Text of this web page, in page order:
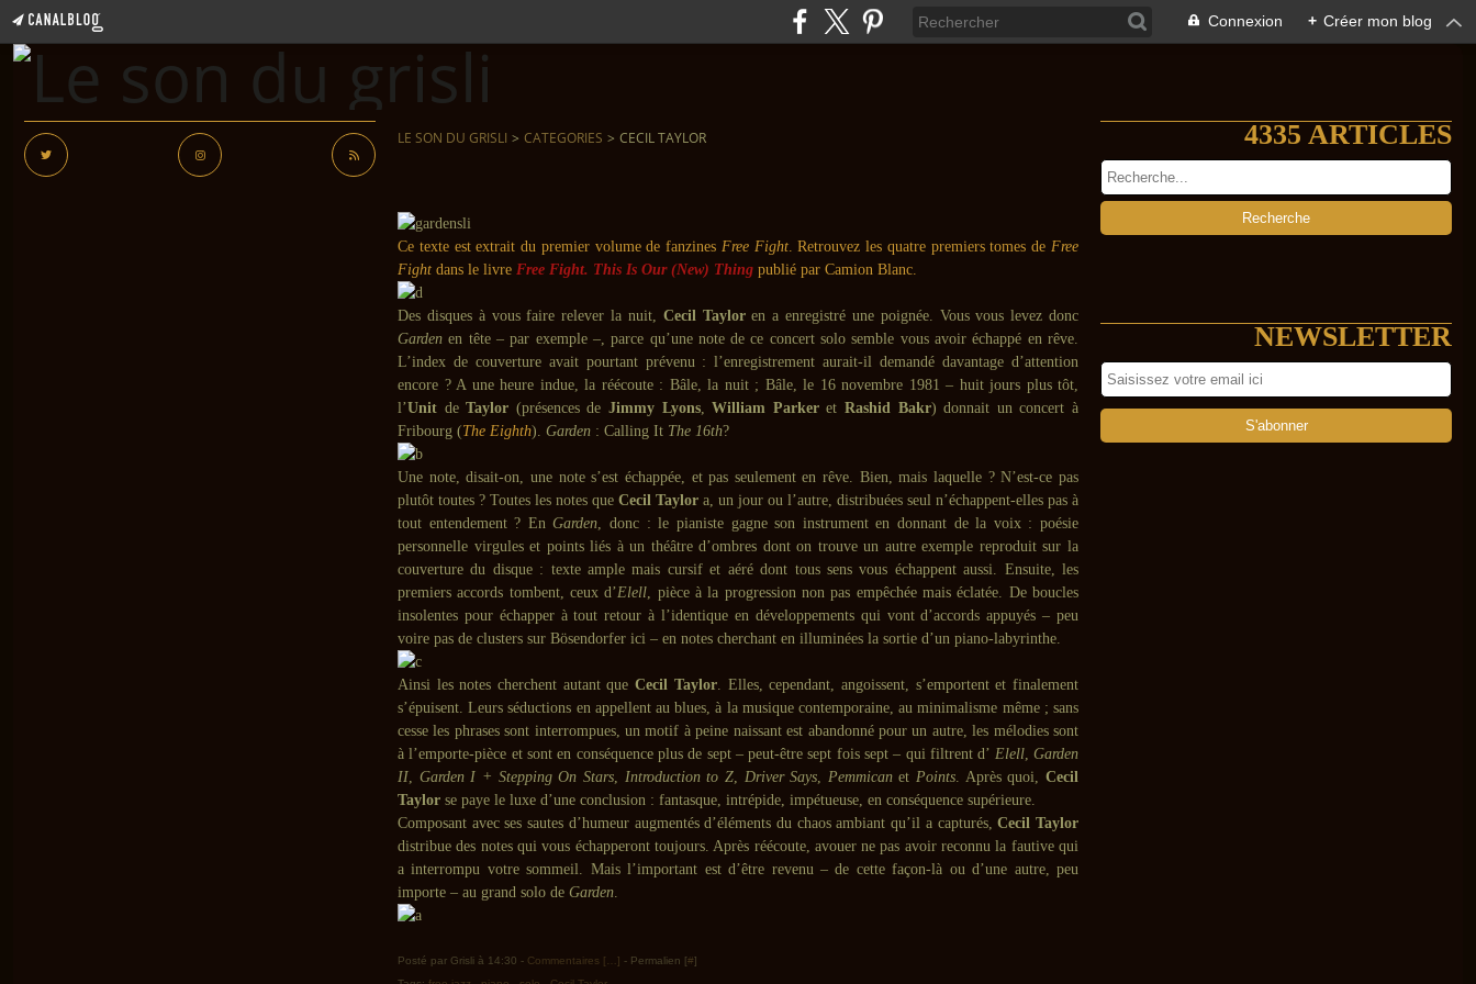
Connexion + Créer mon blog
LE SON DU GRISLI > CATEGORIES > CECIL TAYLOR
Ce texte est extrait du premier volume de fanzines Free Fight. Retrouvez les quatre premiers tomes de Free
Fight dans le livre Free Fight. This Is Our (New) Thing publié par Camion Blanc.
Des disques à vous faire relever la nuit, Cecil Tayloren a enregistré une poignée. Vous vous levez donc
Gardenen tête – par exemple –, parce qu’une note de ce concert solo semble vous avoir échappé en rêve.
L’index de couverture avait pourtant prévenu : l’enregistrement aurait-il demandé davantage d’attention
encore ? A une heure indue, la réécoute : Bâle, la nuit ; Bâle, le 16 novembre 1981 – huit jours plus tôt,
l’Unit deTaylor (présences deJimmy Lyons,William ParkeretRashid Bakr) donnait un concert à
Fribourg (The Eighth). Garden : Calling It The 16th?
Une note, disait-on, une note s’est échappée, et pas seulement en rêve. Bien, mais laquelle ? N’est-ce pas
plutôt toutes ? Toutes les notes que Cecil Taylor a, un jour ou l’autre, distribuées seul n’échappent-elles pas à
tout entendement ? EnGarden, donc : le pianiste gagne son instrument en donnant de la voix : poésie
personnelle virgules et points liés à un théâtre d’ombres dont on trouve un autre exemple reproduit sur la
couverture du disque : texte ample mais cursif et aéré dont tous sens vous échappent aussi. Ensuite, les
premiers accords tombent, ceux d’Elell, pièce à la progression non pas empêchée mais éclatée. De boucles
insolentes pour échapper à tout retour à l’identique en développements qui vont d’accords appuyés – peu
voire pas de clusters sur Bösendorfer ici – en notes cherchant en illuminées la sortie d’un piano-labyrinthe.
Ainsi les notes cherchent autant queCecil Taylor. Elles, cependant, angoissent, s’emportent et finalement
s’épuisent. Leurs séductions en appellent au blues, à la musique contemporaine, au minimalisme même ; sans
cesse les phrases sont interrompues, un motif à peine naissant est abandonné pour un autre, les mélodies sont
à l’emporte-pièce et sont en conséquence plus de sept – peut-être sept fois sept – qui filtrent d’ Elell,Garden
II, Garden I + Stepping On Stars, Introduction to Z, Driver Says, PemmicanetPoints. Après quoi,Cecil
Taylor se paye le luxe d’une conclusion : fantasque, intrépide, impétueuse, en conséquence supérieure.
Composant avec ses sautes d’humeur augmentés d’éléments du chaos ambiant qu’il a capturés,Cecil Taylor
distribue des notes qui vous échapperont toujours. Après réécoute, avouer ne pas avoir reconnu la fautive qui
a interrompu votre sommeil. Mais l’important est d’être revenu – de cette façon-là ou d’une autre, peu
importe – au grand solo de Garden.
Posté par Grisli à 14:30 - Commentaires [ ] - Permalien [#]
4335 ARTICLES
NEWSLETTER